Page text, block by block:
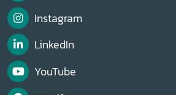
Instagram
LinkedIn
YouTube